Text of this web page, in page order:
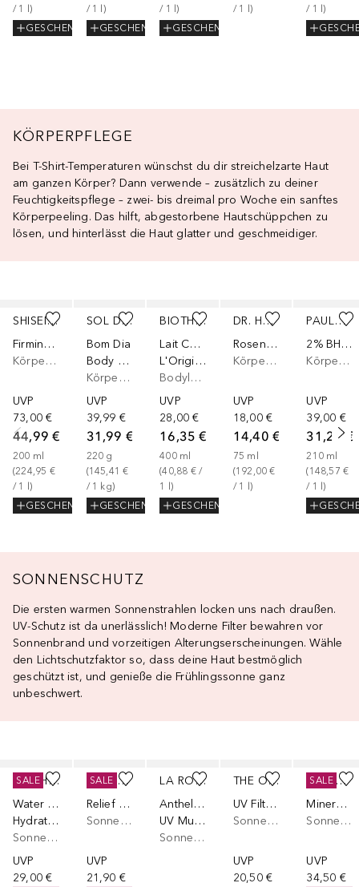
/ 1 l)
GESCHENK
/ 1
)
GESCHENK
/ 1 l)
GESCHENK
/ 1 )
/ 1 l)
KÖRPERPFLEGE
Bei T-Shirt-Temperaturen wünschst du dir streichelzarte Haut
am ganzen Körper? Dann verwende – zusätzlich zu deiner
Feuchtigkeitspflege – zwei- bis dreimal pro Woche ein sanftes
Körperpeeling. Das hilft, abgestorbene Hautschüppchen zu
lösen, und hinterlässt die Haut glatter und geschmeidiger.
SHISEIDO
Firming Body Cream
Körpercreme
UVP
73,00 €
44,99 €
200 ml
(224,95 €
/ 1 l)
GESCHENK
SOL DE JANEIRO
Bom Dia
Body Scrub
Körperpeeling
UVP
39,99 €
31,99 €
220 g
(145,41 €
/ 1 kg)
GESCHENK
BIOTHERM
Lait Corporel
L'Original
Bodylotion
UVP
28,00 €
16,35 €
400 ml
(40,88 € /
1
)
GESCHENK
DR. HAUSCHKA
Rosen Pflegeöl
Körperöl
UVP
18,00 €
14,40 €
75 ml
(192,00 €
/ 1 )
PAULA'S CHOICE
2% BHA Body Spot Exfoliant
Körpercreme
UVP
39,00 €
31,20 €
210 ml
(148,57 €
/ 1 l)
SONNENSCHUTZ
Die ersten warmen Sonnenstrahlen locken uns nach draußen.
UV-Schutz ist da unerlässlich! Moderne Filter bewahren vor
Sonnenbrand und vorzeitigen Alterungserscheinungen. Wähle
den Lichtschutzfaktor so, dass deine Haut bestmöglich
geschützt ist, und genieße die Frühlingssonne ganz
unbeschwert.
BIOTHERM
Water Lover
Hydrating Sun Milk SPF50
Sonnencreme Körper
UVP
29,00 €
SALE
BEAUTY OF JOSEON
Relief Sun: Rice + Probiotics SPF 50+
Sonnencreme Gesicht
UVP
21,90 €
SALE
LA ROCHE-POSAY
Anthelios
UV Mune 400 Oil Control
Sonnencreme Körper
THE ORDINARY
UV Filters SPF 45 Serum
Sonnencreme Gesicht
UVP
20,50 €
CLINIQUE
Mineral Sunscreen Fluid For Face SPF50 - 30ml
Sonnencreme Körper
UVP
34,50 €
SALE